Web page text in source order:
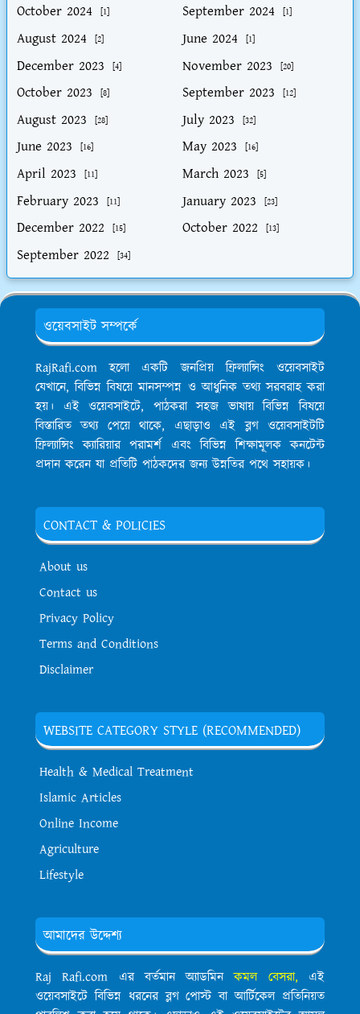
October 2024 [1] September 2024 [1]
August 2024 [2] June 2024 [1]
December 2023 [4] November 2023 [20]
October 2023 [8] September 2023 [12]
August 2023 [28] July 2023 [32]
June 2023 [16] May 2023 [16]
April 2023 [11] March 2023 [5]
February 2023 [11] January 2023 [23]
December 2022 [15] October 2022 [13]
September 2022 [34]
ওয়েবসাইট সম্পর্কে
RajRafi.com হলো একটি জনপ্রিয় ফ্রিল্যান্সিং ওয়েবসাইট
যেখানে, বিভিন্ন বিষয়ে মানসম্পন্ন ও আধুনিক তথ্য সরবরাহ করা
হয়। এই ওয়েবসাইটে, পাঠকরা সহজ ভাষায় বিভিন্ন বিষয়ে
বিস্তারিত তথ্য পেয়ে থাকে, এছাড়াও এই ব্লগ ওয়েবসাইটটি
ফ্রিল্যান্সিং ক্যারিয়ার পরামর্শ এবং বিভিন্ন শিক্ষামূলক কনটেন্ট
প্রদান করেন যা প্রতিটি পাঠকদের জন্য উন্নতির পথে সহায়ক।
CONTACT & POLICIES
About us
Contact us
Privacy Policy
Terms and Conditions
Disclaimer
WEBSITE CATEGORY STYLE (RECOMMENDED)
Health & Medical Treatment
Islamic Articles
Online Income
Agriculture
Lifestyle
আমাদের উদ্দেশ্য
Raj Rafi.com এর বর্তমান অ্যাডমিনকমল বেসরা, এই
ওয়েবসাইটে বিভিন্ন ধরনের ব্লগ পোস্ট বা আর্টিকেল প্রতিনিয়ত